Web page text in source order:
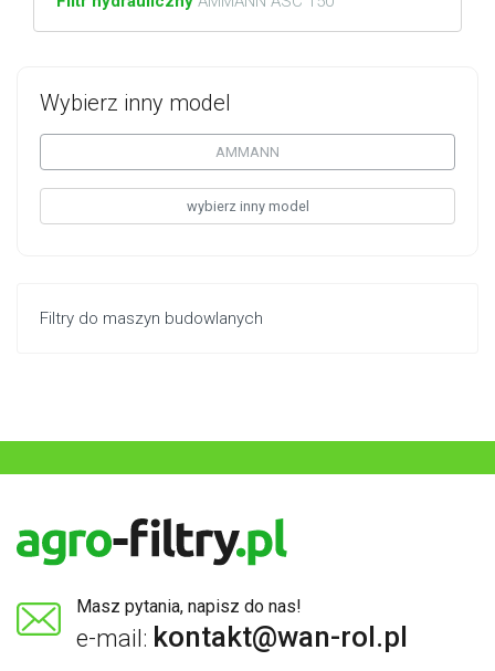
Wybierz inny model
AMMANN
wybierz inny model
Filtry do maszyn budowlanych
Masz pytania, napisz do nas!
e-mail: kontakt@wan-rol.pl